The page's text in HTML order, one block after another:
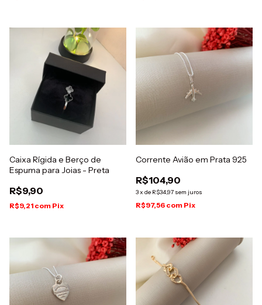
Caixa Rígida e Berço de
Espuma para Joias - Preta
R$9,90
R$9,21 com Pix
Corrente Avião em Prata 925
R$104,90
3x de R$34,97 sem juros
R$97,56 com Pix